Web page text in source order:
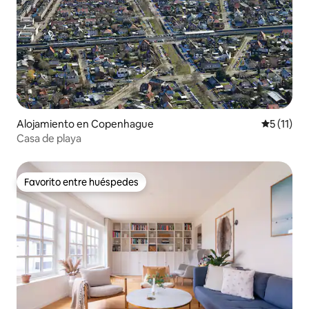
Alojamiento en Copenhague
5 (11)
Casa de playa
Favorito entre huéspedes
Favorito entre huéspedes